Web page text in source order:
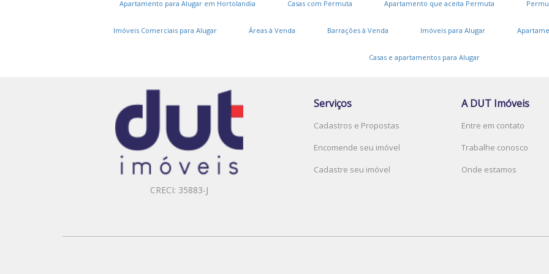
Apartamento para Alugar em Hortolandia Casas com Permuta Apartamento que aceita Permuta
Imóveis Comerciais para Alugar Áreas à Venda Barrações à Venda Imóveis para Alugar
Casas e apartamentos para Alugar
CRECI: 35883-J
Serviços
Cadastros e Propostas
Encomende seu imóvel
Cadastre seu imóvel
A DUT Imóveis
Entre em contato
Trabalhe conosco
Onde estamos